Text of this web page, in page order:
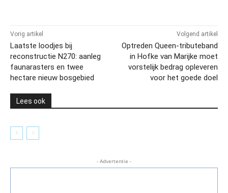
Vorig artikel
Laatste loodjes bij
reconstructie N270: aanleg
faunarasters en twee
hectare nieuw bosgebied
Volgend artikel
Optreden Queen-tributeband
in Hofke van Marijke moet
vorstelijk bedrag opleveren
voor het goede doel
Lees ook
- Advertentie -